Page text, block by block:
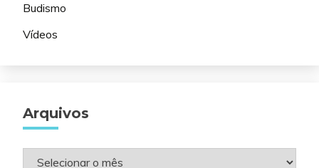
Budismo
Vídeos
Arquivos
Arquivos